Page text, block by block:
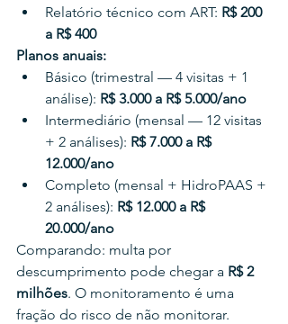
Relatório técnico com ART: R$ 200
a R$ 400
Planos anuais:
Básico (trimestral — 4 visitas + 1
análise): R$ 3.000 a R$ 5.000/ano
Intermediário (mensal — 12 visitas
+ 2 análises): R$ 7.000 a R$
12.000/ano
Completo (mensal + HidroPAAS +
2 análises): R$ 12.000 a R$
20.000/ano
Comparando: multa por
descumprimento pode chegar a R$ 2
milhões. O monitoramento é uma
fração do risco de não monitorar.